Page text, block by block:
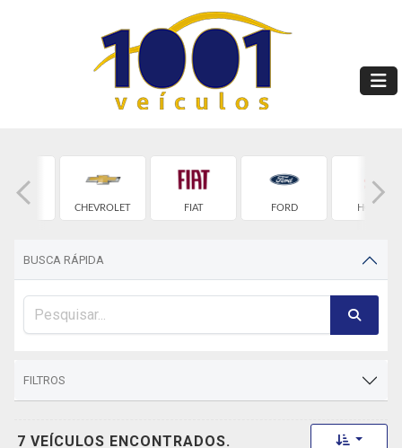
BYD
CHEVROLET
FIAT FORD HONDA
BUSCA RÁPIDA
FILTROS
7 VEÍCULOS ENCONTRADOS. Toggle